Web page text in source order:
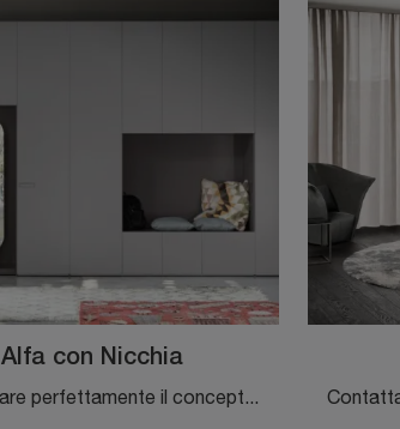
Alfa con Nicchia
Per ultimare perfettamente il concept d'arredo, prediligi le nostre proposte di Arredamento Casa dei migliori produttori, letti, armadi e comò vari ...